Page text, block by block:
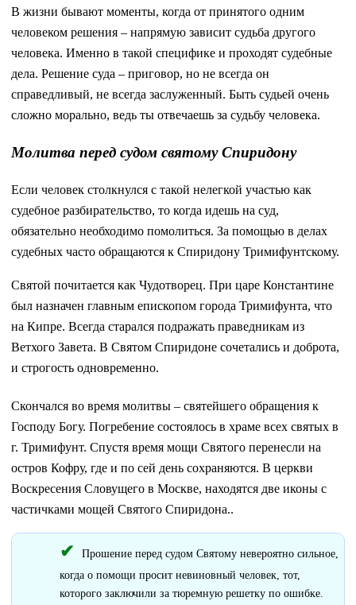
В жизни бывают моменты, когда от принятого одним
человеком решения – напрямую зависит судьба другого
человека. Именно в такой специфике и проходят судебные
дела. Решение суда – приговор, но не всегда он
справедливый, не всегда заслуженный. Быть судьей очень
сложно морально, ведь ты отвечаешь за судьбу человека.
Молитва перед судом святому Спиридону
Если человек столкнулся с такой нелегкой участью как
судебное разбирательство, то когда идешь на суд,
обязательно необходимо помолиться. За помощью в делах
судебных часто обращаются к Спиридону Тримифунтскому.
Святой почитается как Чудотворец. При царе Константине
был назначен главным епископом города Тримифунта, что
на Кипре. Всегда старался подражать праведникам из
Ветхого Завета. В Святом Спиридоне сочетались и доброта,
и строгость одновременно.
Скончался во время молитвы – святейшего обращения к
Господу Богу. Погребение состоялось в храме всех святых в
г. Тримифунт. Спустя время мощи Святого перенесли на
остров Кофру, где и по сей день сохраняются. В церкви
Воскресения Словущего в Москве, находятся две иконы с
частичками мощей Святого Спиридона..
Прошение перед судом Святому невероятно сильное,
когда о помощи просит невиновный человек, тот,
которого заключили за тюремную решетку по ошибке.